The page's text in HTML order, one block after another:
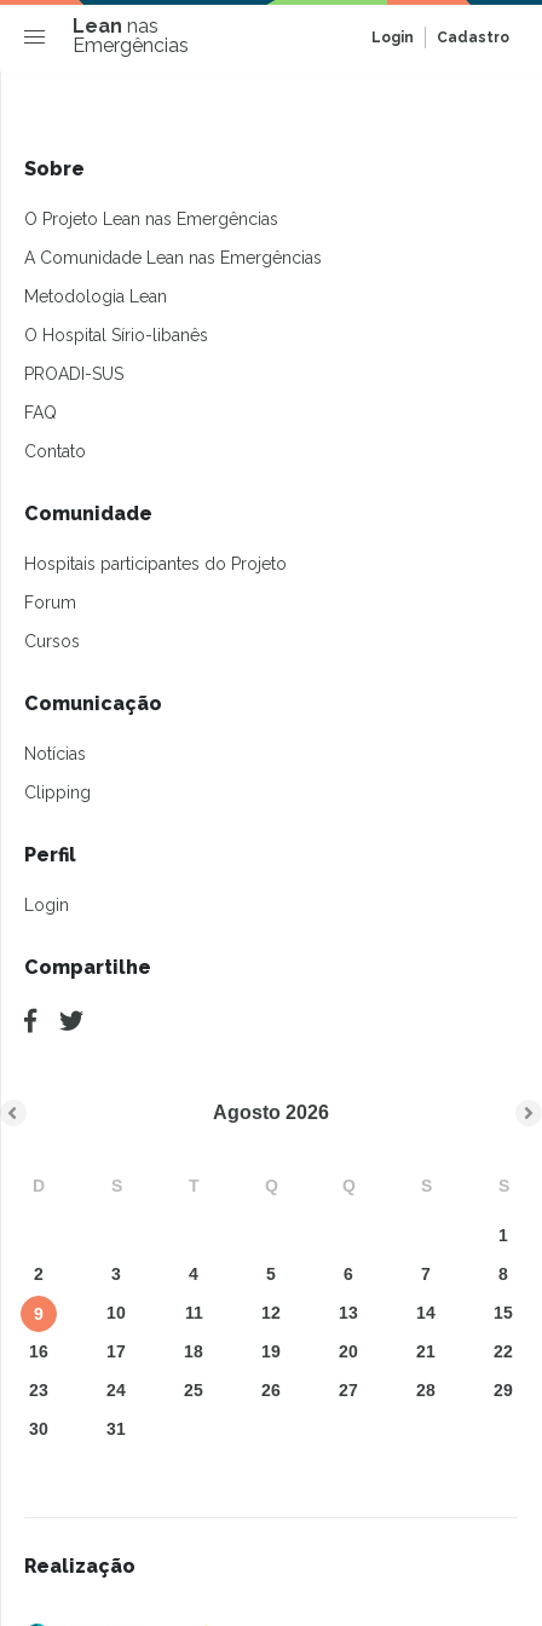
Lean nas
Emergências
Login Cadastro
Sobre
O Projeto Lean nas Emergências
A Comunidade Lean nas Emergências
Metodologia Lean
O Hospital Sírio-libanês
PROADI-SUS
FAQ
Contato
Comunidade
Hospitais participantes do Projeto
Forum
Cursos
Comunicação
Notícias
Clipping
Perfil
Login
Compartilhe
Agosto 2026
D S T Q Q S S
1
2
3 4 5 6 7 8
9 10 11 12 13 14
15
16
17 18 19 20 21
22
23
24 25 26 27 28
29
30
31
Realização